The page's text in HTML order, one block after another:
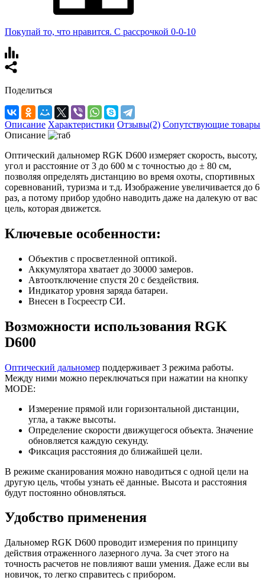
Покупай то, что нравится. С рассрочкой 0-0-10
Поделиться
Описание Характеристики Отзывы(2) Сопутствующие товары
Описание
Оптический дальномер RGK D600 измеряет скорость, высоту,
угол и расстояние от 3 до 600 м с точностью до ± 80 см,
позволяя определять дистанцию во время охоты, спортивных
соревнований, туризма и т.д. Изображение увеличивается до 6
раз, а потому прибор удобно наводить даже на далекую от вас
цель, которая движется.
Ключевые особенности:
Объектив с просветленной оптикой.
Аккумулятора хватает до 30000 замеров.
Автоотключение спустя 20 с бездействия.
Индикатор уровня заряда батареи.
Внесен в Госреестр СИ.
Возможности использования RGK
D600
Оптический дальномер поддерживает 3 режима работы.
Между ними можно переключаться при нажатии на кнопку
MODE:
Измерение прямой или горизонтальной дистанции,
угла, а также высоты.
Определение скорости движущегося объекта. Значение
обновляется каждую секунду.
Фиксация расстояния до ближайшей цели.
В режиме сканирования можно наводиться с одной цели на
другую цель, чтобы узнать её данные. Высота и расстояния
будут постоянно обновляться.
Удобство применения
Дальномер RGK D600 проводит измерения по принципу
действия отраженного лазерного луча. За счет этого на
точность расчетов не повлияют ваши умения. Даже если вы
новичок, то легко справитесь с прибором.